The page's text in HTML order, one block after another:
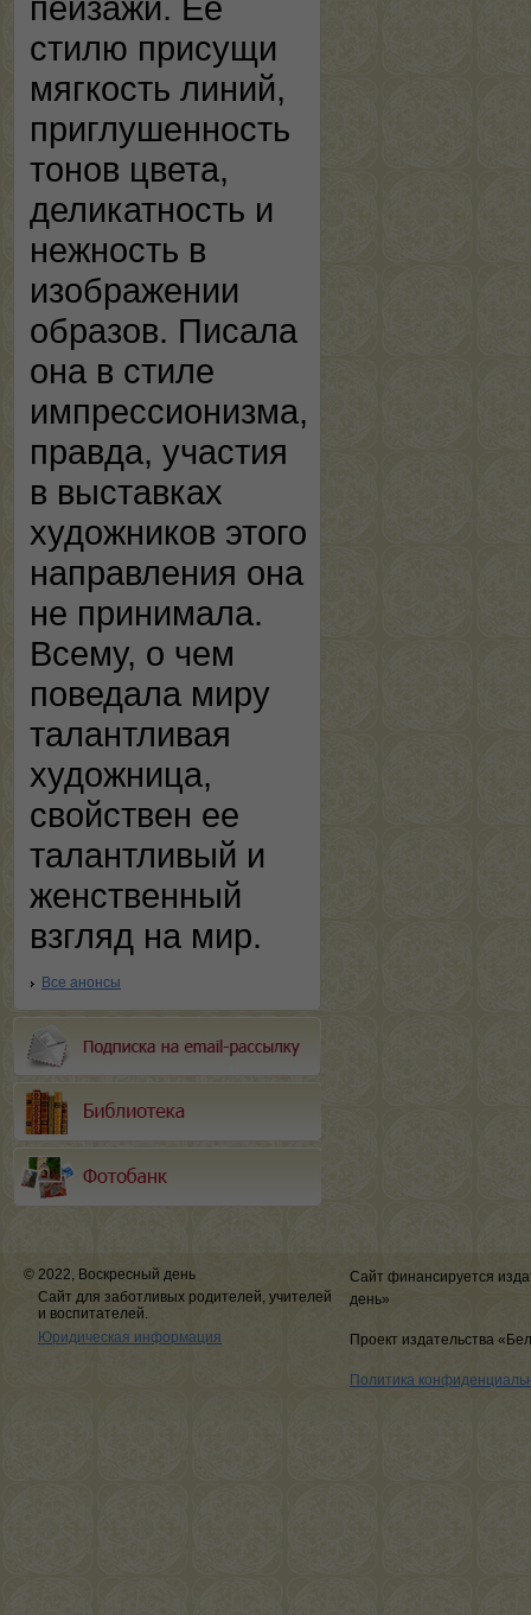
стилю присущи
мягкость линий,
приглушенность
тонов цвета,
деликатность и
нежность в
изображении
образов. Писала
она в стиле
импрессионизма,
правда, участия
в выставках
художников этого
направления она
не принимала.
Всему, о чем
поведала миру
талантливая
художница,
свойствен ее
талантливый и
женственный
взгляд на мир.
Все анонсы
© 2022, Воскресный день
Сайт для заботливых родителей, учителей
и воспитателей.
Юридическая информация
Сайт финансируется
день»
Проект издательства
Политика